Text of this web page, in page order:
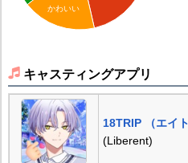
かわいい
キャスティングアプリ
18TRIP （エイト
(Liberent)